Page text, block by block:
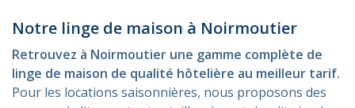
Notre linge de maison à Noirmoutier
Retrouvez à Noirmoutier une gamme complète de
linge de maison de qualité hôtelière au meilleur tarif.
Pour les locations saisonnières, nous proposons des